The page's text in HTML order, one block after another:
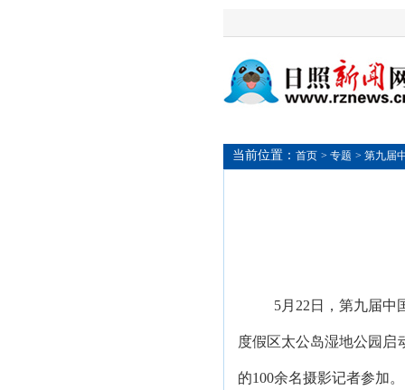
当前位置： 首页 > 专题 > 第九届
5月22日，第九届中
度假区太公岛湿地公园
的100余名摄影记者参加。